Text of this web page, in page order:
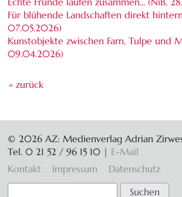
Für blühende Landschaften direkt
07.05.2026)
Kunstobjekte zwischen Farn, Tulpe und
09.04.2026)
« zurück
© 2026 AZ: Medienverlag Adrian
Tel. 0 21 52 / 96 15 10 | E-Mail
Navigation
überspringen
Kontakt Impressum Datenschutz